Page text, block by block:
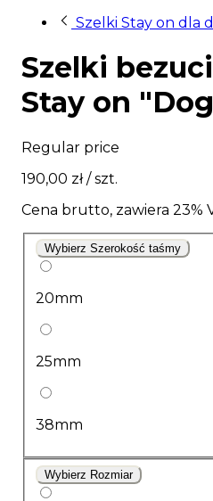
Szelki Stay on dla
Szelki
Stay on
Regular price
190,00 zł/ szt.
Cena brutto, zawiera 23%
Wybierz Szerokość taśmy
20mm
25mm
38mm
Wybierz Rozmiar